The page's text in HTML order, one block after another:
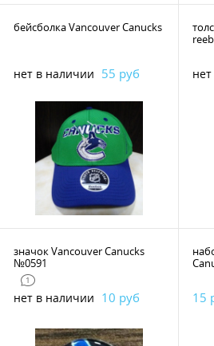
бейсболка Vancouver Canucks
нет в наличии 55 руб
значок Vancouver Canucks
№0591
1
нет в наличии 10 руб 15